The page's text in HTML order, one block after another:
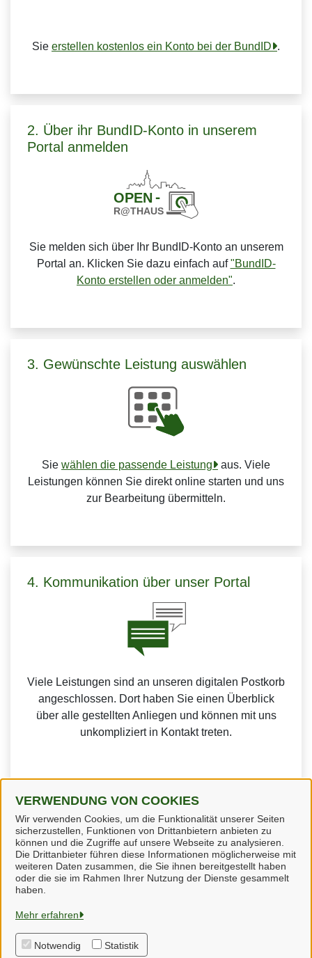
VERWENDUNG VON COOKIES
Wir verwenden Cookies, um die Funktionalität unserer Seiten
sicherzustellen, Funktionen von Drittanbietern anbieten zu
können und die Zugriffe auf unsere Webseite zu analysieren.
Die Drittanbieter führen diese Informationen möglicherweise mit
weiteren Daten zusammen, die Sie ihnen bereitgestellt haben
oder die sie im Rahmen Ihrer Nutzung der Dienste gesammelt
haben.
Mehr erfahren
Notwendig Statistik
Sie erstellen kostenlos ein Konto bei der BundID .
2. Über ihr BundID-Konto in unserem
Portal anmelden
Sie melden sich über Ihr BundID-Konto an unserem
Portal an. Klicken Sie dazu einfach auf"BundID-
Konto erstellen oder anmelden".
3. Gewünschte Leistung auswählen
Sie wählen die passende Leistung
aus. Viele
Leistungen können Sie direkt online starten und uns
zur Bearbeitung übermitteln.
4. Kommunikation über unser Portal
Viele Leistungen sind an unseren digitalen Postkorb
angeschlossen. Dort haben Sie einen Überblick
über alle gestellten Anliegen und können mit uns
unkompliziert in Kontakt treten.
Weitere Informationen zur BundID finden Sie auf der
FAQ-Seite des Bundes.
Steinheim
Alle Rechte vorbehalten